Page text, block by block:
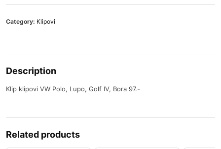
Category: Klipovi
Description
Klip klipovi VW Polo, Lupo, Golf IV, Bora 97.-
Related products